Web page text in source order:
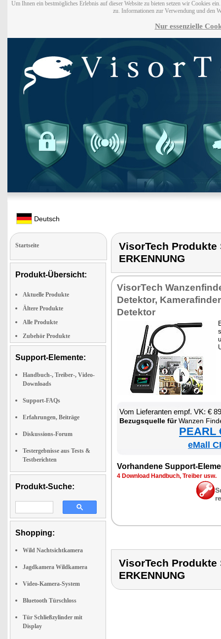
Um Ihnen ein bestmögliches Erlebnis auf dieser Website zu bieten setzen wir Cookies
zu. Informationen zur Verwendung und den
Nur essenzielle
Deutsch
Startseite
Produkt-Übersicht:
Aktuelle Produkte
Ältere Produkte
Alle Produkte
Zubehör Produkte
Support-Elemente:
Handbuch-, Treiber-, Video-
Downloads
Support-FAQs
Erfahrungen, Beiträge
Diskussions-Forum
Testergebnisse aus Tests &
Testberichten
Produkt-Suche:
Shopping:
Wild Nachtsichtkamera
Jagdkamera Wildkamera
Video-Kamera-System
Bluetooth Türschloss
Tür Schließzylinder mit
Display
VisorTech Produkte
ERKENNUNG
Vi­sor­Tech
De­tek­tor,
De­tek­tor
Vom Lie­fe­ran­ten empf. VK: €
Be­zugs­quel­le fürWan­zen
PEARL
eMall
Vor­han­de­ne Sup­port-
4 Down­load Hand­buch, Trei­ber usw.
VisorTech Produkte
ERKENNUNG